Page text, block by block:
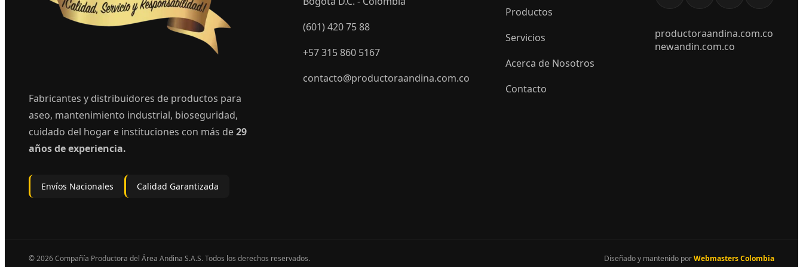
Fabricantes y distribuidores de productos para
aseo, mantenimiento industrial, bioseguridad,
cuidado del hogar e instituciones con más de29
años de experiencia.
Envíos Nacionales Calidad Garantizada
(601) 420 75 88
+57 315 860 5167
contacto@productoraandina.com.co
Productos
Servicios
Acerca de Nosotros
Contacto
productoraandina.com.co
newandin.com.co
© 2026 Compañía Productora del Área Andina S.A.S. Todos los derechos reservados. Diseñado y mantenido porWebmasters Colombia